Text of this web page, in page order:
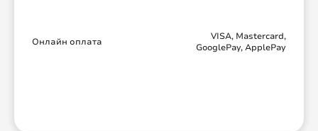
Онлайн оплата
VISA, Mastercard,
GooglePay, ApplePay